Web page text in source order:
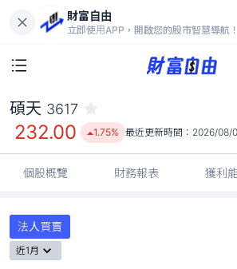
財富自由
立即使用APP，開啟您的股市智慧導航！
232.00
1.75%
碩天 3617
232.00 1.75% 最近更新時間： 2026/08/
個股概覽 財務報表 獲利
法人買賣
近1月